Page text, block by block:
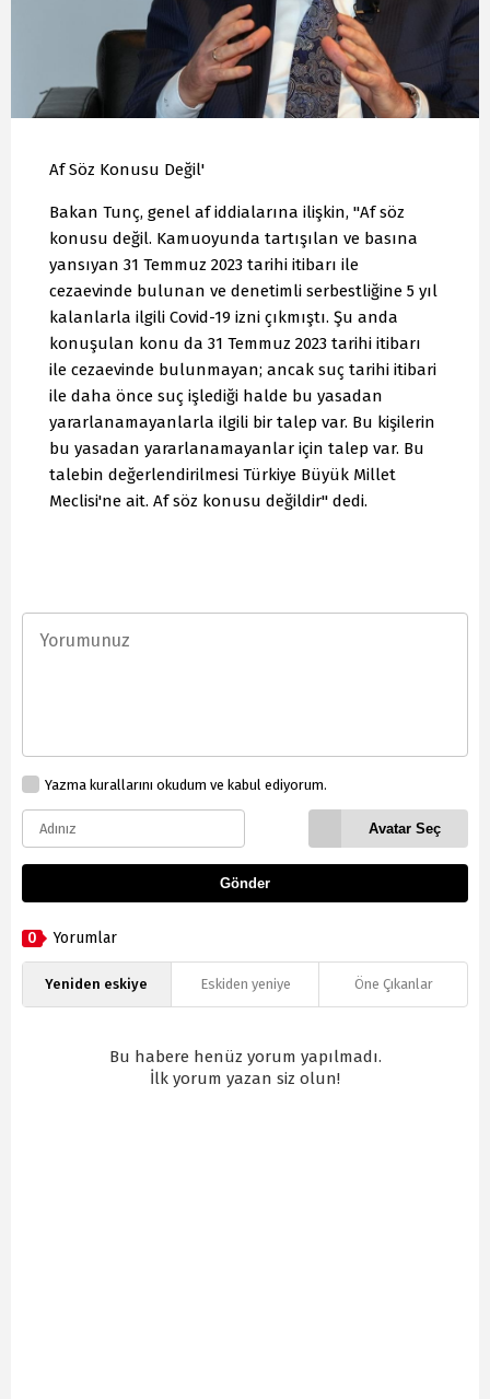
Af Söz Konusu Değil'
Bakan Tunç, genel af iddialarına ilişkin, "Af söz
konusu değil. Kamuoyunda tartışılan ve basına
yansıyan 31 Temmuz 2023 tarihi itibarı ile
cezaevinde bulunan ve denetimli serbestliğine 5 yıl
kalanlarla ilgili Covid-19 izni çıkmıştı. Şu anda
konuşulan konu da 31 Temmuz 2023 tarihi itibarı
ile cezaevinde bulunmayan; ancak suç tarihi itibari
ile daha önce suç işlediği halde bu yasadan
yararlanamayanlarla ilgili bir talep var. Bu kişilerin
bu yasadan yararlanamayanlar için talep var. Bu
talebin değerlendirilmesi Türkiye Büyük Millet
Meclisi'ne ait. Af söz konusu değildir" dedi.
Yazma kurallarını okudum ve kabul ediyorum.
Avatar Seç
Gönder
0 Yorumlar
Yeniden eskiye Eskiden yeniye Öne Çıkanlar
Bu habere henüz yorum yapılmadı.
İlk yorum yazan siz olun!